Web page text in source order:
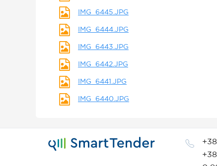
IMG_6445.JPG
IMG_6444.JPG
IMG_6443.JPG
IMG_6442.JPG
IMG_6441.JPG
IMG_6440.JPG